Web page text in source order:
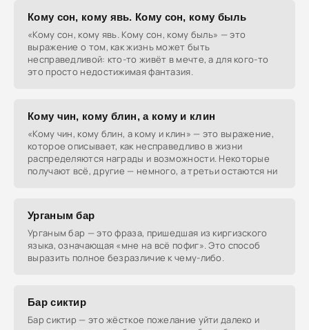
Кому сон, кому явь. Кому сон, кому быль
«Кому сон, кому явь. Кому сон, кому быль» — это
выражение о том, как жизнь может быть
несправедливой: кто-то живёт в мечте, а для кого-то
это просто недостижимая фантазия.
Кому чин, кому блин, а кому и клин
«Кому чин, кому блин, а кому и клин» — это выражение,
которое описывает, как несправедливо в жизни
распределяются награды и возможности. Некоторые
получают всё, другие — немного, а третьи остаются ни
Урганым бар
Урганым бар — это фраза, пришедшая из киргизского
языка, означающая «мне на всё пофиг». Это способ
выразить полное безразличие к чему-либо.
Бар сиктир
Бар сиктир — это жёсткое пожелание уйти далеко и